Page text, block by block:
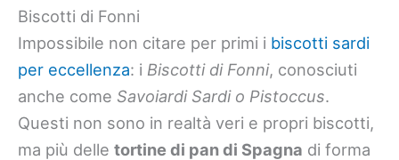
Biscotti di Fonni
Impossibile non citare per primi i biscotti sardi
per eccellenza: i Biscotti di Fonni, conosciuti
anche come Savoiardi Sardi o Pistoccus.
Questi non sono in realtà veri e propri biscotti,
ma più delle tortine di pan di Spagna di forma